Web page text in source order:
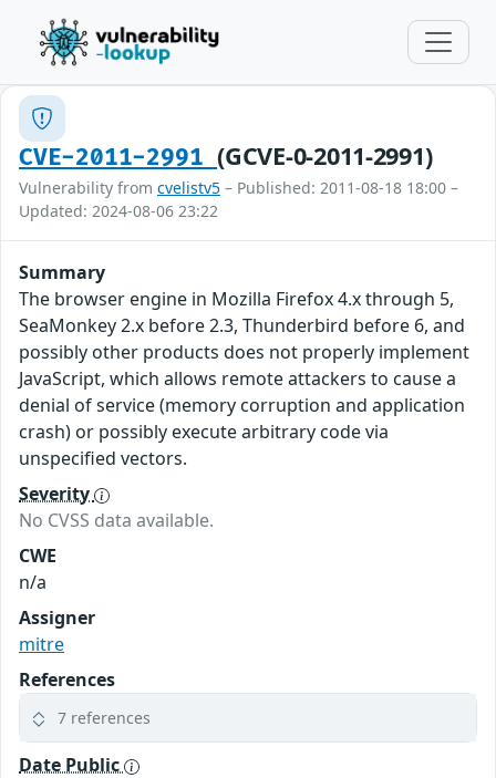
CVE-2011-2991(GCVE-0-2011-2991)
Vulnerability from cvelistv5 – Published: 2011-08-18 18:00 –
Updated: 2024-08-06 23:22
Summary
The browser engine in Mozilla Firefox 4.x through 5,
SeaMonkey 2.x before 2.3, Thunderbird before 6, and
possibly other products does not properly implement
JavaScript, which allows remote attackers to cause a
denial of service (memory corruption and application
crash) or possibly execute arbitrary code via
unspecified vectors.
Severity
No CVSS data available.
CWE
n/a
Assigner
mitre
References
7 references
Date Public